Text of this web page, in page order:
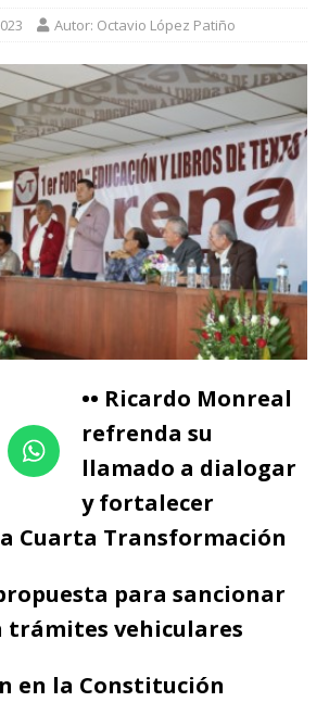
Autor: Octavio López Patiño
•• Ricardo Monreal
refrenda su
llamado a dialogar
y fortalecer
Cuarta Transformación
para sancionar
trámites vehiculares
en la Constitución